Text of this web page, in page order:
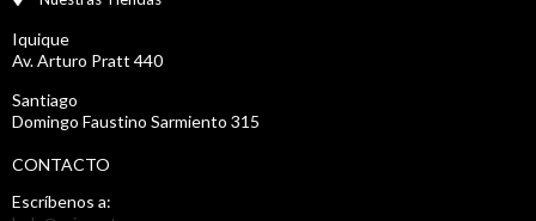
Iquique
Av. Arturo Pratt 440
Santiago
Domingo Faustino Sarmiento 315
CONTACTO
Escríbenos a: